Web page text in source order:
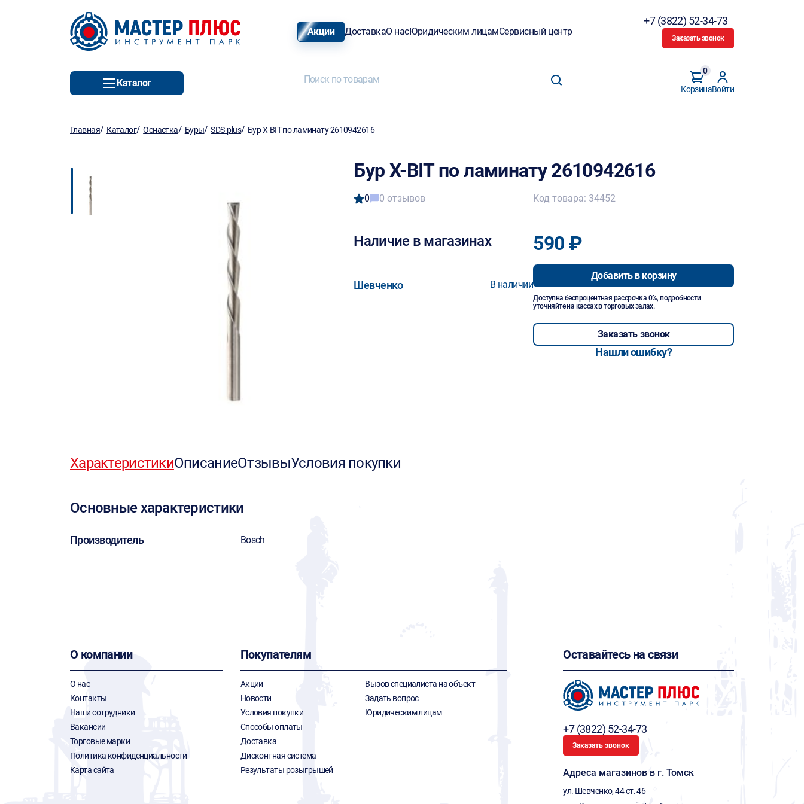
Акции ДоставкаО насЮридическим лицамСервисный центр
+7 (3822) 52-34-73
Заказать звонок
Каталог
Корзина
0
Войти
Главная/ Каталог/Оснастка/ Буры/SDS-plus/ Бур X-BIT по ламинату 2610942616
Бур X-BIT по ламинату 2610942616
0 0 отзывов
Наличие в магазинах
Шевченко В наличии
Код товара: 34452
590 ₽
Добавить в корзину
Доступна беспроцентная рассрочка 0%, подробности
уточняйте на кассах в торговых залах.
Заказать звонок
Нашли ошибку?
ХарактеристикиОписаниеОтзывыУсловия покупки
Основные характеристики
Производитель Bosch
О компании
О нас
Контакты
Наши сотрудники
Вакансии
Торговые марки
Политика конфиденциальности
Карта сайта
Покупателям
Акции
Новости
Условия покупки
Способы оплаты
Доставка
Дисконтная система
Результаты розыгрышей
Вызов специалиста на объект
Задать вопрос
Юридическим лицам
Оставайтесь на связи
+7 (3822) 52-34-73
Заказать звонок
Адреса магазинов в г. Томск
ул. Шевченко, 44 ст. 46